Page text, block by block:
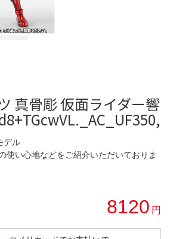
真骨彫 仮面ライダー響
デル
使い心地などをご紹介いただいておりま
8120 円